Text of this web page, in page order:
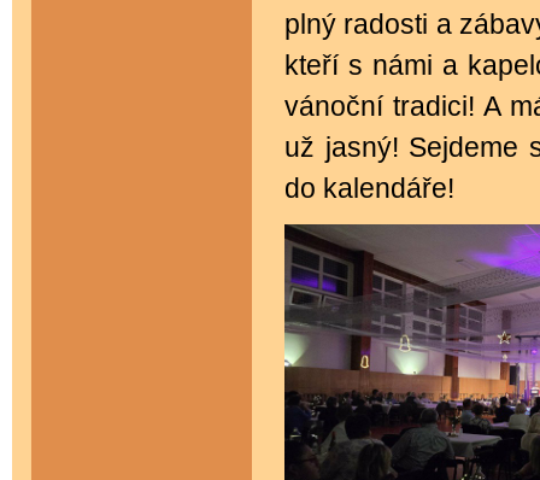
plný radosti a
kteří s námi a
vánoční tradici! A
už jasný! Sejdeme
do kalendáře!